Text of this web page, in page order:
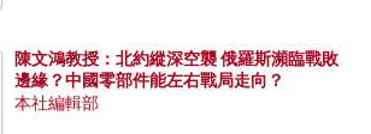
陳文鴻教授：北約縱深空襲 俄羅斯瀕臨戰敗
邊緣？中國零部件能左右戰局走向？
本社編輯部